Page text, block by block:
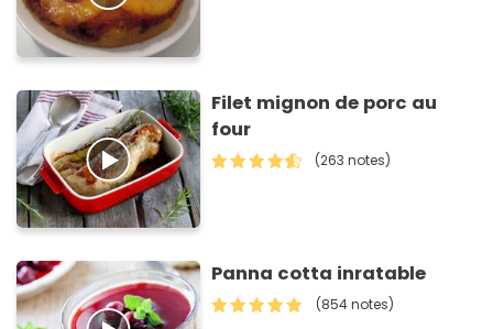
Filet mignon de porc au
four
(263 notes)
Panna cotta inratable
(854 notes)